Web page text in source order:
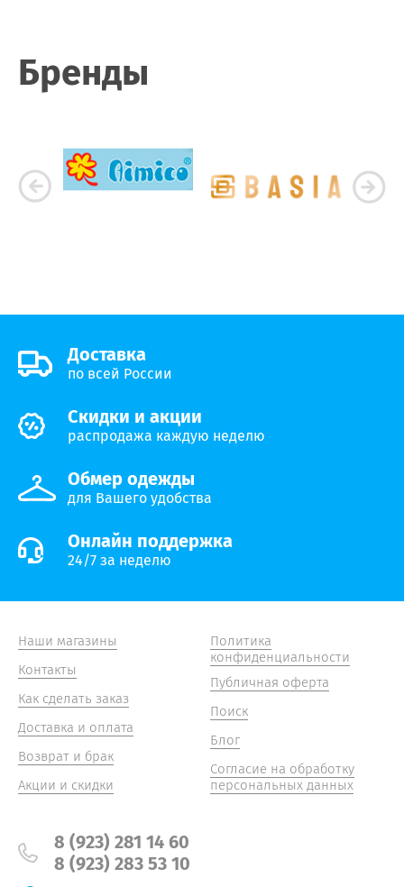
Бренды
Доставка
по всей России
Скидки и акции
распродажа каждую неделю
Обмер одежды
для Вашего удобства
Онлайн поддержка
24/7 за неделю
Наши магазины
Контакты
Как сделать заказ
Доставка и оплата
Возврат и брак
Акции и скидки
Политика
конфиденциальности
Публичная оферта
Поиск
Блог
Согласие на обработку
персональных данных
8 (923) 281 14 60
8 (923) 283 53 10